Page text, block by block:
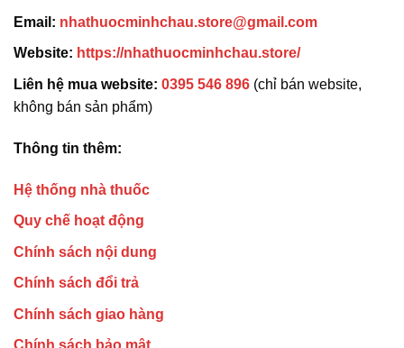
Email: nhathuocminhchau.store@gmail.com
Website: https://nhathuocminhchau.store/
Liên hệ mua website: 0395 546 896 (chỉ bán website,
không bán sản phẩm)
Thông tin thêm:
Hệ thống nhà thuốc
Quy chế hoạt động
Chính sách nội dung
Chính sách đổi trả
Chính sách giao hàng